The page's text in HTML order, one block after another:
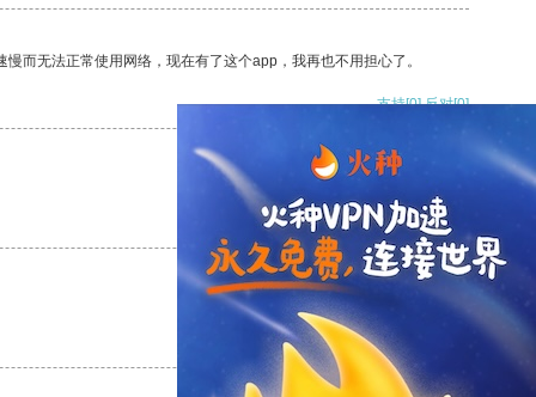
而无法正常使用网络，现在有了这个app，我再也不用担心了。
支持[0] 反对[0]
支持[0] 反对
支持